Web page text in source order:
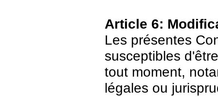
Article 6:
Les présentes
susceptibles
tout moment,
légales ou